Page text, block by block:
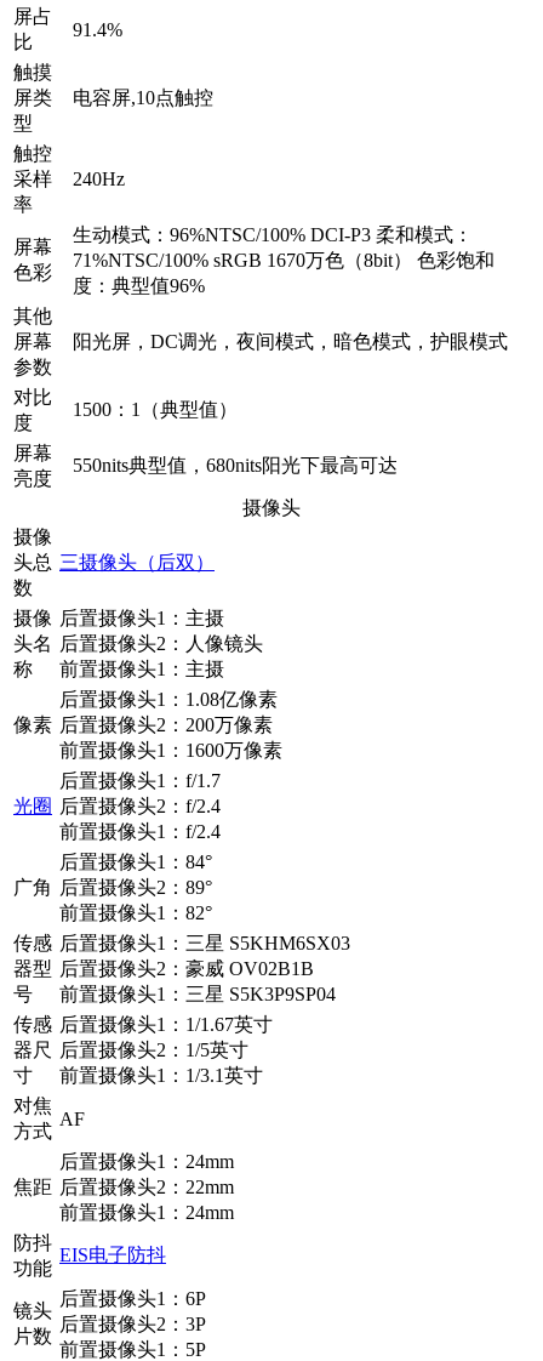
屏占
比
91.4%
触摸
屏类
型
电容屏,10点触控
触控
采样
率
240Hz
屏幕
色彩
生动模式：96%NTSC/100% DCI-P3 柔和模式：
71%NTSC/100% sRGB 1670万色（8bit） 色彩饱和
度：典型值96%
其他
屏幕
参数
阳光屏，DC调光，夜间模式，暗色模式，护眼模式
对比
度
1500：1（典型值）
屏幕
亮度
550nits典型值，680nits阳光下最高可达
摄像头
摄像
头总
数
三摄像头（后双）
摄像
头名
称
后置摄像头1：主摄
后置摄像头2：人像镜头
前置摄像头1：主摄
像素
后置摄像头1：1.08亿像素
后置摄像头2：200万像素
前置摄像头1：1600万像素
光圈
后置摄像头1：f/1.7
后置摄像头2：f/2.4
前置摄像头1：f/2.4
广角
后置摄像头1：84°
后置摄像头2：89°
前置摄像头1：82°
传感
器型
号
后置摄像头1：三星 S5KHM6SX03
后置摄像头2：豪威 OV02B1B
前置摄像头1：三星 S5K3P9SP04
传感
器尺
寸
后置摄像头1：1/1.67英寸
后置摄像头2：1/5英寸
前置摄像头1：1/3.1英寸
对焦
方式
AF
焦距
后置摄像头1：24mm
后置摄像头2：22mm
前置摄像头1：24mm
防抖
功能
EIS电子防抖
镜头
片数
后置摄像头1：6P
后置摄像头2：3P
前置摄像头1：5P